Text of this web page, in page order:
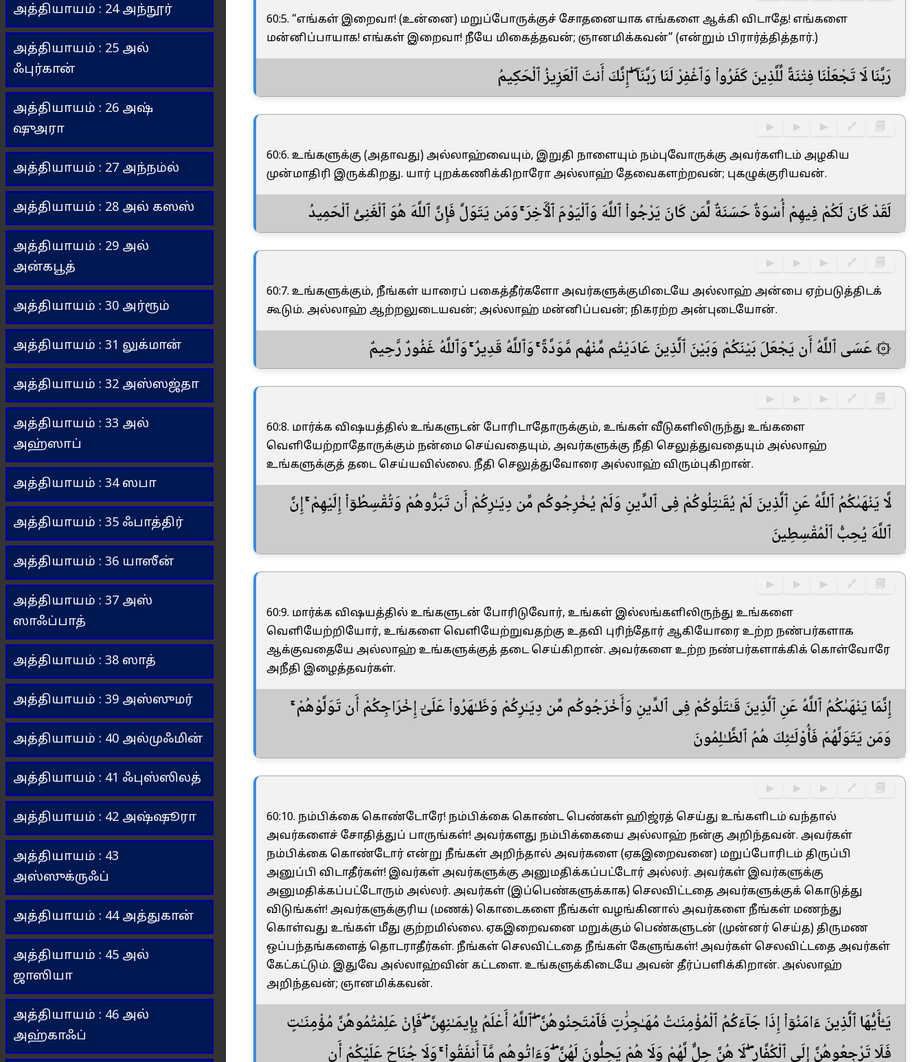
அத்தியாயம் : 24 அந்நூர்
அத்தியாயம் : 25 அல்
ஃபுர்கான்
அத்தியாயம் : 26 அஷ்
ஷுஅரா
அத்தியாயம் : 27 அந்நம்ல்
அத்தியாயம் : 28 அல் கஸஸ்
அத்தியாயம் : 29 அல்
அன்கபூத்
அத்தியாயம் : 30 அர்ரூம்
அத்தியாயம் : 31 லுக்மான்
அத்தியாயம் : 32 அஸ்ஸஜ்தா
அத்தியாயம் : 33 அல்
அஹ்ஸாப்
அத்தியாயம் : 34 ஸபா
அத்தியாயம் : 35 ஃபாத்திர்
அத்தியாயம் : 36 யாஸீன்
அத்தியாயம் : 37 அஸ்
ஸாஃப்பாத்
அத்தியாயம் : 38 ஸாத்
அத்தியாயம் : 39 அஸ்ஸுமர்
அத்தியாயம் : 40 அல்முஃமின்
அத்தியாயம் : 41 ஃபுஸ்ஸிலத்
அத்தியாயம் : 42 அஷ்ஷூரா
அத்தியாயம் : 43
அஸ்ஸுக்ருஃப்
அத்தியாயம் : 44 அத்துகான்
அத்தியாயம் : 45 அல்
ஜாஸியா
அத்தியாயம் : 46 அல்
அஹ்காஃப்
60:5. “எங்கள் இறைவா! (உன்னை) மறுப்போருக்குச் சோதனையாக எங்களை ஆக்கி விடாதே! எங்களை
மன்னிப்பாயாக! எங்கள் இறைவா! நீயே மிகைத்தவன்; ஞானமிக்கவன்” (என்றும் பிரார்த்தித்தார்.)
رَبَّنَا لَا تَجْعَلْنَا فِتْنَةً لِّلَّذِينَ كَفَرُوا۟ وَٱغْفِرْ لَنَا رَبَّنَآ ۖ إِنَّكَ أَنتَ ٱلْعَزِيزُ ٱلْحَكِيمُ
▶ ▶ ▶ 🔗 🗐
60:6. உங்களுக்கு (அதாவது) அல்லாஹ்வையும், இறுதி நாளையும் நம்புவோருக்கு அவர்களிடம் அழகிய
முன்மாதிரி இருக்கிறது. யார் புறக்கணிக்கிறாரோ அல்லாஹ் தேவைகளற்றவன்; புகழுக்குரியவன்.
لَقَدْ كَانَ لَكُمْ فِيهِمْ أُسْوَةٌ حَسَنَةٌ لِّمَن كَانَ يَرْجُوا۟ ٱللَّهَ وَٱلْيَوْمَ ٱلْـَٔاخِرَ ۚ وَمَن يَتَوَلَّ فَإِنَّ ٱللَّهَ هُوَ ٱلْغَنِىُّ ٱلْحَمِيدُ
▶ ▶ ▶ 🔗 🗐
60:7. உங்களுக்கும், நீங்கள் யாரைப் பகைத்தீர்களோ அவர்களுக்குமிடையே அல்லாஹ் அன்பை ஏற்படுத்திடக்
கூடும். அல்லாஹ் ஆற்றலுடையவன்; அல்லாஹ் மன்னிப்பவன்; நிகரற்ற அன்புடையோன்.
۞ عَسَى ٱللَّهُ أَن يَجْعَلَ بَيْنَكُمْ وَبَيْنَ ٱلَّذِينَ عَادَيْتُم مِّنْهُم مَّوَدَّةً ۚ وَٱللَّهُ قَدِيرٌ ۚ وَٱللَّهُ غَفُورٌ رَّحِيمٌ
▶ ▶ ▶ 🔗 🗐
60:8. மார்க்க விஷயத்தில் உங்களுடன் போரிடாதோருக்கும், உங்கள் வீடுகளிலிருந்து உங்களை
வெளியேற்றாதோருக்கும் நன்மை செய்வதையும், அவர்களுக்கு நீதி செலுத்துவதையும் அல்லாஹ்
உங்களுக்குத் தடை செய்யவில்லை. நீதி செலுத்துவோரை அல்லாஹ் விரும்புகிறான்.
لَّا يَنْهَىٰكُمُ ٱللَّهُ عَنِ ٱلَّذِينَ لَمْ يُقَـٰتِلُوكُمْ فِى ٱلدِّينِ وَلَمْ يُخْرِجُوكُم مِّن دِيَـٰرِكُمْ أَن تَبَرُّوهُمْ وَتُقْسِطُوٓا۟ إِلَيْهِمْ ۚ إِنَّ
ٱللَّهَ يُحِبُّ ٱلْمُقْسِطِينَ
▶ ▶ ▶ 🔗 🗐
60:9. மார்க்க விஷயத்தில் உங்களுடன் போரிடுவோர், உங்கள் இல்லங்களிலிருந்து உங்களை
வெளியேற்றியோர், உங்களை வெளியேற்றுவதற்கு உதவி புரிந்தோர் ஆகியோரை உற்ற நண்பர்களாக
ஆக்குவதையே அல்லாஹ் உங்களுக்குத் தடை செய்கிறான். அவர்களை உற்ற நண்பர்களாக்கிக் கொள்வோரே
அநீதி இழைத்தவர்கள்.
إِنَّمَا يَنْهَىٰكُمُ ٱللَّهُ عَنِ ٱلَّذِينَ قَـٰتَلُوكُمْ فِى ٱلدِّينِ وَأَخْرَجُوكُم مِّن دِيَـٰرِكُمْ وَظَـٰهَرُوا۟ عَلَىٰٓ إِخْرَاجِكُمْ أَن تَوَلَّوْهُمْ ۚ
وَمَن يَتَوَلَّهُمْ فَأُو۟لَـٰٓئِكَ هُمُ ٱلظَّـٰلِمُونَ
▶ ▶ ▶ 🔗 🗐
60:10. நம்பிக்கை கொண்டோரே! நம்பிக்கை கொண்ட பெண்கள் ஹிஜ்ரத் செய்து உங்களிடம் வந்தால்
அவர்களைச் சோதித்துப் பாருங்கள்! அவர்களது நம்பிக்கையை அல்லாஹ் நன்கு அறிந்தவன். அவர்கள்
நம்பிக்கை கொண்டோர் என்று நீங்கள் அறிந்தால் அவர்களை (ஏகஇறைவனை) மறுப்போரிடம் திருப்பி
அனுப்பி விடாதீர்கள்! இவர்கள் அவர்களுக்கு அனுமதிக்கப்பட்டோர் அல்லர். அவர்கள் இவர்களுக்கு
அனுமதிக்கப்பட்டோரும் அல்லர். அவர்கள் (இப்பெண்களுக்காக) செலவிட்டதை அவர்களுக்குக் கொடுத்து
விடுங்கள்! அவர்களுக்குரிய (மணக்) கொடைகளை நீங்கள் வழங்கினால் அவர்களை நீங்கள் மணந்து
கொள்வது உங்கள் மீது குற்றமில்லை. ஏகஇறைவனை மறுக்கும் பெண்களுடன் (முன்னர் செய்த) திருமண
ஒப்பந்தங்களைத் தொடராதீர்கள். நீங்கள் செலவிட்டதை நீங்கள் கேளுங்கள்! அவர்கள் செலவிட்டதை அவர்கள்
கேட்கட்டும். இதுவே அல்லாஹ்வின் கட்டளை. உங்களுக்கிடையே அவன் தீர்ப்பளிக்கிறான். அல்லாஹ்
அறிந்தவன்; ஞானமிக்கவன்.
يَـٰٓأَيُّهَا ٱلَّذِينَ ءَامَنُوٓا۟ إِذَا جَآءَكُمُ ٱلْمُؤْمِنَـٰتُ مُهَـٰجِرَٰتٍ فَٱمْتَحِنُوهُنَّ ۖ ٱللَّهُ أَعْلَمُ بِإِيمَـٰنِهِنَّ ۖ فَإِنْ عَلِمْتُمُوهُنَّ مُؤْمِنَـٰتٍ
فَلَا تَرْجِعُوهُنَّ إِلَى ٱلْكُفَّارِ ۖ لَا هُنَّ حِلٌّ لَّهُمْ وَلَا هُمْ يَحِلُّونَ لَهُنَّ ۖ وَءَاتُوهُم مَّآ أَنفَقُوا۟ ۚ وَلَا جُنَاحَ عَلَيْكُمْ أَن